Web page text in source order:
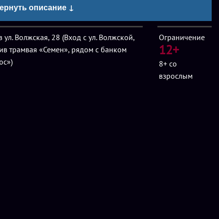
бронирования
команды из 2-4 игроков.
описание ↓
ул. Волжская, 28 (Вход с ул. Волжской,
трамвая «Семен», рядом с банком
Ограничение
12+
8+ со
взрослым